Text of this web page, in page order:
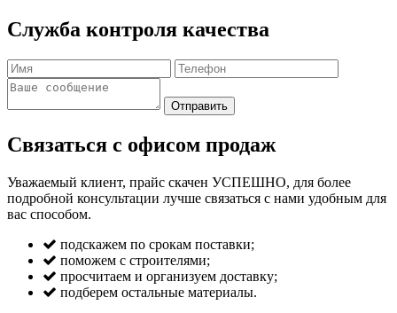
Служба контроля качества
Отправить
Связаться с офисом продаж
Уважаемый клиент, прайс скачен УСПЕШНО, для более
подробной консультации лучше связаться с нами удобным для
вас способом.
подскажем по срокам поставки;
поможем с строителями;
просчитаем и организуем доставку;
подберем остальные материалы.